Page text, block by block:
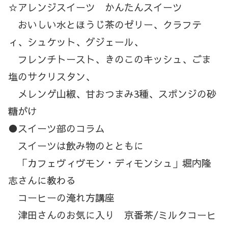
☆アレンジスイーツ かんたんスイーツ
おいしい水とほうじ茶のゼリー、クラフテ
ィ、シュケット、グジェール、
フレンチトースト、きのこのキッシュ、ごま
塩のサクリスタン、
メレンゲ山椒、甘おつまみ3種、スポンジの砂
糖がけ
●スイーツ部のコラム
スイーツは飲み物のとともに
「カフェヴィヴモン・ディモンシュ」堀内隆
志さんに教わる
コーヒーの淹れ方講座
津田さんのお気に入り 京番茶/ミルクコーヒ